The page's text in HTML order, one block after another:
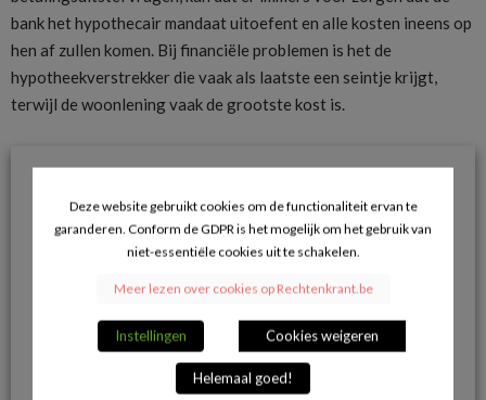
bank het hypothecair mandaat uitoefent en alle kosten ineens op
hen af zullen komen. Bij financiële problemen is het de
hypotheekverstrekker die vaak als laatste een seintje krijgt,
terwijl de woonlening vaak de grootste kost is.
hebben bij de beslissing, terwijl de gevolgen voor de ontlener
niet buitenproportioneel mogen zijn. Telkens opnieuw moet er
een belangenafweging worden gemaakt. Dat neemt natuurlijk
niet weg dat het voor de ontlener een onzekere en risicovolle
De Federatie van Belgische Financiële Instellingen heeft
intussen wel aangegeven dat de toekenning van betalingsuitstel
Deze website gebruikt cookies om de functionaliteit ervan te
garanderen. Conform de GDPR is het mogelijk om het gebruik van
niet-essentiële cookies uit te schakelen.
Meer lezen over cookies op Rechtenkrant.be
Instellingen Cookies weigeren
Helemaal goed!